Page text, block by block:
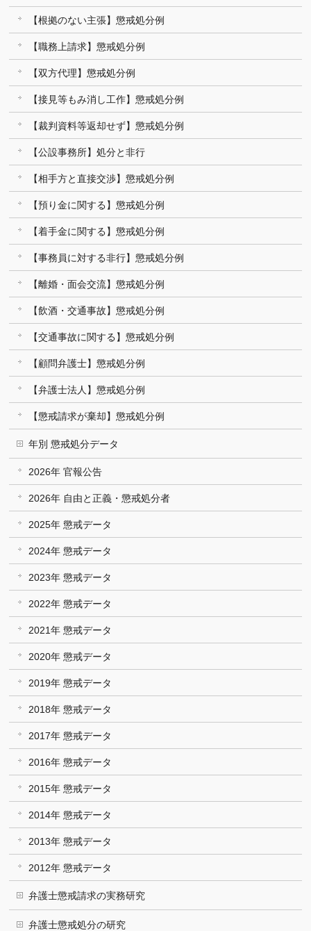
【根拠のない主張】懲戒処分例
【職務上請求】懲戒処分例
【双方代理】懲戒処分例
【接見等もみ消し工作】懲戒処分例
【裁判資料等返却せず】懲戒処分例
【公設事務所】処分と非行
【相手方と直接交渉】懲戒処分例
【預り金に関する】懲戒処分例
【着手金に関する】懲戒処分例
【事務員に対する非行】懲戒処分例
【離婚・面会交流】懲戒処分例
【飲酒・交通事故】懲戒処分例
【交通事故に関する】懲戒処分例
【顧問弁護士】懲戒処分例
【弁護士法人】懲戒処分例
【懲戒請求が棄却】懲戒処分例
年別 懲戒処分データ
2026年 官報公告
2026年 自由と正義・懲戒処分者
2025年 懲戒データ
2024年 懲戒データ
2023年 懲戒データ
2022年 懲戒データ
2021年 懲戒データ
2020年 懲戒データ
2019年 懲戒データ
2018年 懲戒データ
2017年 懲戒データ
2016年 懲戒データ
2015年 懲戒データ
2014年 懲戒データ
2013年 懲戒データ
2012年 懲戒データ
弁護士懲戒請求の実務研究
弁護士懲戒処分の研究